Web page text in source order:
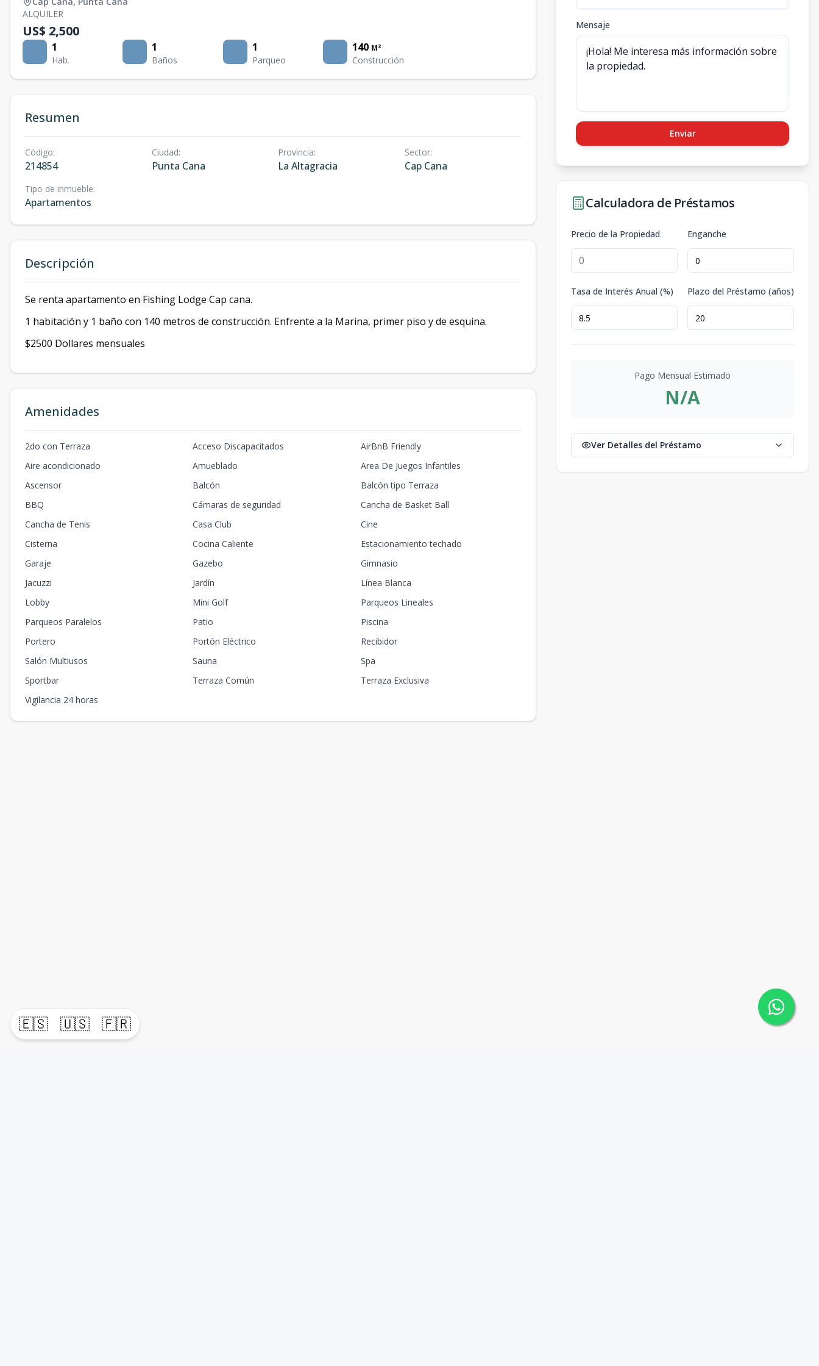
🇪🇸 🇺🇸 🇫🇷
ALQUILER
US$ 2,500
1
Hab.
1
Baños
1
Parqueo
140 M²
Construcción
Resumen
Código:
214854
Ciudad:
Punta Cana
Provincia:
La Altagracia
Sector:
Cap Cana
Tipo de inmueble:
Apartamentos
Descripción
Se renta apartamento en Fishing Lodge Cap cana.
1 habitación y 1 baño con 140 metros de construcción. Enfrente a la Marina, primer piso y de esquina.
$2500 Dollares mensuales
Amenidades
2do con Terraza Acceso Discapacitados
AirBnB Friendly
Aire acondicionado
Amueblado
Area De Juegos Infantiles
Ascensor
Balcón
Balcón tipo Terraza
BBQ
Cámaras de seguridad
Cancha de Basket Ball
Cancha de Tenis
Casa Club
Cine
Cisterna
Cocina Caliente
Estacionamiento techado
Garaje
Gazebo
Gimnasio
Jacuzzi
Jardín
Línea Blanca
Lobby
Mini Golf
Parqueos Lineales
Parqueos Paralelos
Patio
Piscina
Portero
Portón Eléctrico
Recibidor
Salón Multiusos
Sauna
Spa
Sportbar
Terraza Común
Terraza Exclusiva
Vigilancia 24 horas
Mensaje
Enviar
Calculadora de Préstamos
Precio de la Propiedad Enganche
Tasa de Interés Anual (%) Plazo del Préstamo (años)
Pago Mensual Estimado
N/A
Ver Detalles del Préstamo